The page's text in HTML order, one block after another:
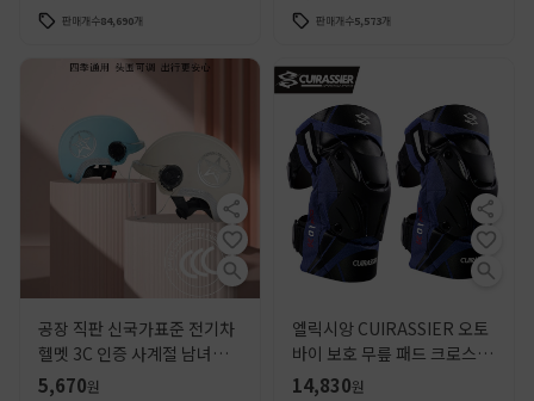
판매개수84,690개 판매개수5,573개
공장 직판 신국가표준 전기차
헬멧 3C 인증 사계절 남녀공
용 전동차 헬멧, 로고 인쇄 가
5,670원
엘릭시앙 CUIRASSIER 오토
바이 보호 무릎 패드 크로스 컨
트리 승마 제품 다리 가드 기사
14,830원